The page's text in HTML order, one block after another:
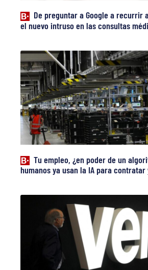
De preguntar a Google a recurrir
el nuevo intruso en las consultas
Tu empleo, ¿en poder de un
humanos ya usan la IA para